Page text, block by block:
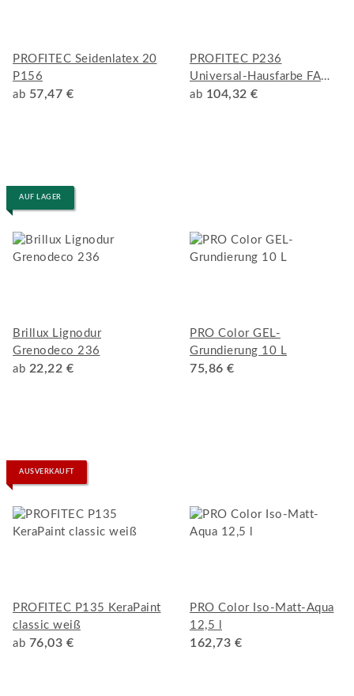
PROFITEC Seidenlatex 20
P156
ab 57,47 €
PROFITEC P236
Universal-Hausfarbe FA
P236
ab 104,32 €
AUF LAGER
Brillux Lignodur
Grenodeco 236
ab 22,22 €
PRO Color GEL-
Grundierung 10 L
75,86 €
AUSVERKAUFT
PROFITEC P135 KeraPaint
classic weiß
ab 76,03 €
PRO Color Iso-Matt-Aqua
12,5 l
162,73 €